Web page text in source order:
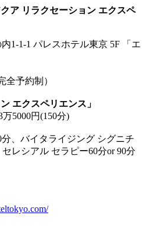
ア リラクセーション エクスペ
1-1-1 パレスホテル東京 5F 「エ
全予約制）
エクスペリエンス」
5000円(150分)
、バイタライジング シグニチ
レシアル セラピー60分or 90分